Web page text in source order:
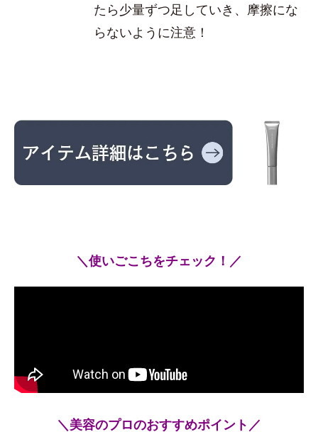
たら少量ずつ足していき、摩擦にな
らないように注意！
＼使いごこちをチェック！／
＼美容のプロのおすすめポイント／